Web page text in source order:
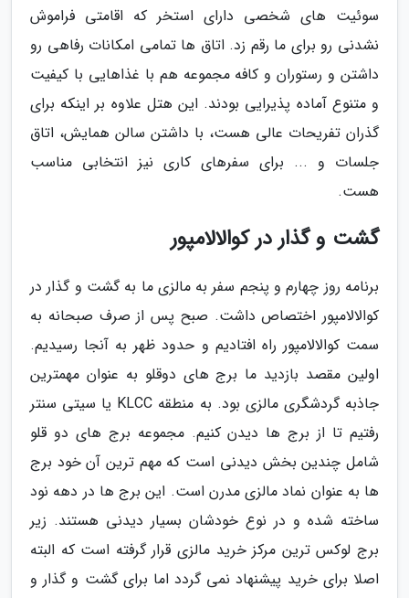
سوئیت های شخصی دارای استخر که اقامتی فراموش
نشدنی رو برای ما رقم زد. اتاق ها تمامی امکانات رفاهی رو
داشتن و رستوران و کافه مجموعه هم با غذاهایی با کیفیت
و متنوع آماده پذیرایی بودند. این هتل علاوه بر اینکه برای
گذران تفریحات عالی هست، با داشتن سالن همایش، اتاق
جلسات و ... برای سفرهای کاری نیز انتخابی مناسب
هست.
گشت و گذار در کوالالامپور
برنامه روز چهارم و پنجم سفر به مالزی ما به گشت و گذار در
کوالالامپور اختصاص داشت. صبح پس از صرف صبحانه به
سمت کوالالامپور راه افتادیم و حدود ظهر به آنجا رسیدیم.
اولین مقصد بازدید ما برج های دوقلو به عنوان مهمترین
جاذبه گردشگری مالزی بود. به منطقه KLCC یا سیتی سنتر
رفتیم تا از برج ها دیدن کنیم. مجموعه برج های دو قلو
شامل چندین بخش دیدنی است که مهم ترین آن خود برج
ها به عنوان نماد مالزی مدرن است. این برج ها در دهه نود
ساخته شده و در نوع خودشان بسیار دیدنی هستند. زیر
برج لوکس ترین مرکز خرید مالزی قرار گرفته است که البته
اصلا برای خرید پیشنهاد نمی گردد اما برای گشت و گذار و